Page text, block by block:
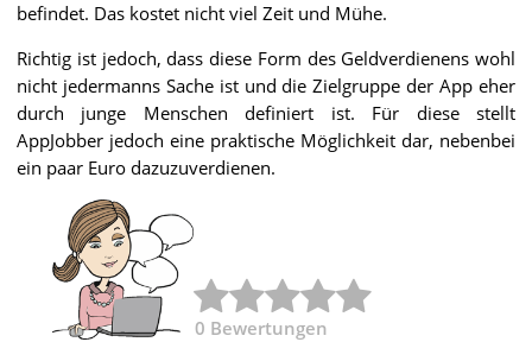
befindet. Das kostet nicht viel Zeit und Mühe.
Richtig ist jedoch, dass diese Form des Geldverdienens wohl
nicht jedermanns Sache ist und die Zielgruppe der App eher
durch junge Menschen definiert ist. Für diese stellt
AppJobber jedoch eine praktische Möglichkeit dar, nebenbei
ein paar Euro dazuzuverdienen.
0 Bewertungen